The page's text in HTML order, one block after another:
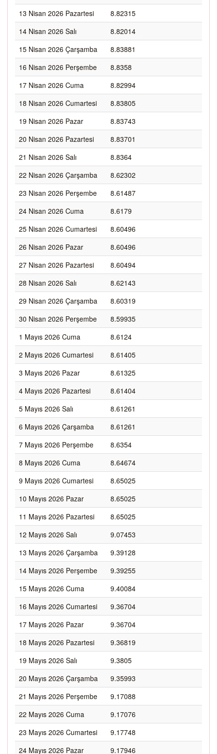
13 Nisan 2026 Pazartesi
8.82315
14 Nisan 2026 Salı
8.82014
15 Nisan 2026 Çarşamba
8.83881
16 Nisan 2026 Perşembe
8.8358
17 Nisan 2026 Cuma
8.82994
18 Nisan 2026 Cumartesi
8.83805
19 Nisan 2026 Pazar
8.83743
20 Nisan 2026 Pazartesi
8.83701
21 Nisan 2026 Salı
8.8364
22 Nisan 2026 Çarşamba
8.62302
23 Nisan 2026 Perşembe
8.61487
24 Nisan 2026 Cuma
8.6179
25 Nisan 2026 Cumartesi
8.60496
26 Nisan 2026 Pazar
8.60496
27 Nisan 2026 Pazartesi
8.60494
28 Nisan 2026 Salı
8.62143
29 Nisan 2026 Çarşamba
8.60319
30 Nisan 2026 Perşembe
8.59935
1 Mayıs 2026 Cuma
8.6124
2 Mayıs 2026 Cumartesi
8.61405
3 Mayıs 2026 Pazar
8.61325
4 Mayıs 2026 Pazartesi
8.61404
5 Mayıs 2026 Salı
8.61261
6 Mayıs 2026 Çarşamba
8.61261
7 Mayıs 2026 Perşembe
8.6354
8 Mayıs 2026 Cuma
8.64674
9 Mayıs 2026 Cumartesi
8.65025
10 Mayıs 2026 Pazar
8.65025
11 Mayıs 2026 Pazartesi
8.65025
12 Mayıs 2026 Salı
9.07453
13 Mayıs 2026 Çarşamba
9.39128
14 Mayıs 2026 Perşembe
9.39255
15 Mayıs 2026 Cuma
9.40084
16 Mayıs 2026 Cumartesi
9.36704
17 Mayıs 2026 Pazar
9.36704
18 Mayıs 2026 Pazartesi
9.36819
19 Mayıs 2026 Salı
9.3805
20 Mayıs 2026 Çarşamba
9.35993
21 Mayıs 2026 Perşembe
9.17088
22 Mayıs 2026 Cuma
9.17076
23 Mayıs 2026 Cumartesi
9.17748
24 Mayıs 2026 Pazar
9.17946